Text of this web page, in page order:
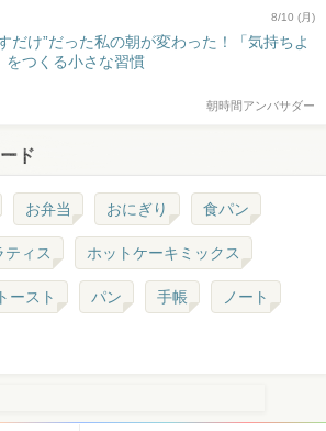
8/10 (月)
だけ”だった私の朝が変わった！「気持ちよ
をつくる小さな習慣
朝時間アンバサダー
ド
お弁当 おにぎり 食パン
ティス ホットケーキミックス
トースト パン 手帳 ノート